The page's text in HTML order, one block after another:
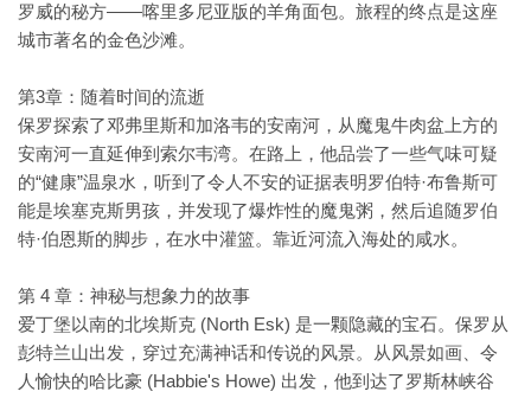
罗威的秘方——喀里多尼亚版的羊角面包。旅程的终点​​是这座
城市著名的金色沙滩。
第3章：随着时间的流逝
保罗探索了邓弗里斯和加洛韦的安南河，从魔鬼牛肉盆上方的
安南河一直延伸到索尔韦湾。在路上，他品尝了一些气味可疑
的“健康”温泉水，听到了令人不安的证据表明罗伯特·布鲁斯可
能是埃塞克斯男孩，并发现了爆炸性的魔鬼粥，然后追随罗伯
特·伯恩斯的脚步，在水中灌篮。靠近河流入海处的咸水。
第 4 章：神秘与想象力的故事
爱丁堡以南的北埃斯克 (North Esk) 是一颗隐藏的宝石。保罗从
彭特兰山出发，穿过充满神话和传说的风景。从风景如画、令
人愉快的哈比豪 (Habbie's Howe) 出发，他到达了罗斯林峡谷